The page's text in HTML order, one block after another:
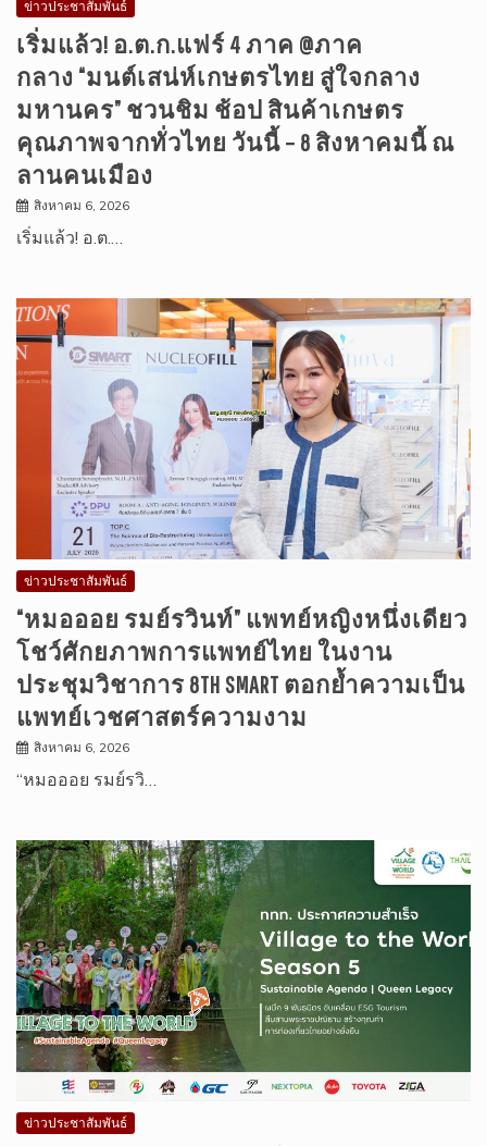
ข่าวประชาสัมพันธ์
เริ่มแล้ว! อ.ต.ก.แฟร์ 4 ภาค @ภาค
กลาง “มนต์เสน่ห์เกษตรไทย สู่ใจกลาง
มหานคร” ชวนชิม ช้อป สินค้าเกษตร
คุณภาพจากทั่วไทย วันนี้ – 8 สิงหาคมนี้ ณ
ลานคนเมือง
สิงหาคม 6, 2026
เริ่มแล้ว! อ.ต.…
ข่าวประชาสัมพันธ์
“หมอออย รมย์รวินท์” แพทย์หญิงหนึ่งเดียว
โชว์ศักยภาพการแพทย์ไทย ในงาน
ประชุมวิชาการ 8TH SMART ตอกย้ำความเป็น
แพทย์เวชศาสตร์ความงาม
สิงหาคม 6, 2026
“หมอออย รมย์รวิ…
ข่าวประชาสัมพันธ์